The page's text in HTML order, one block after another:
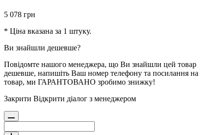
5 078 грн
* Ціна вказана за 1 штуку.
Ви знайшли дешевше?
Повідомте нашого менеджера, що Ви знайшли цей товар
дешевше, напишіть Ваш номер телефону та посилання на
товар, ми ГАРАНТОВАНО зробимо знижку!
Закрити Відкрити діалог з менеджером